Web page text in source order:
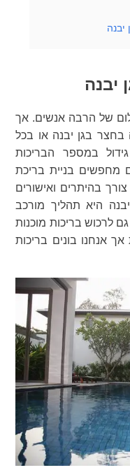
יבנה
יבנה
של הרבה אנשים. אך
בגן יבנה או בכל
במספר הבריכות
מחפשים בניית בריכת
בהיתרים ואישורים
יבנה היא תהליך מורכב
גם לרכוש בריכות מוכנות
אנחנו בונים בריכות